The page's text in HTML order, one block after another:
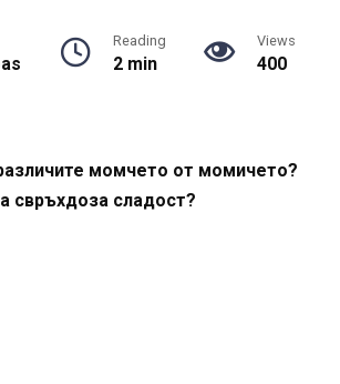
Reading
2 min
Views
400
момчето от момичето?
свръхдоза сладост?